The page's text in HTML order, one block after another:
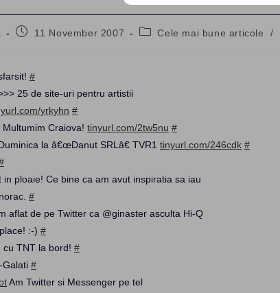
Post11 November 2007
PostCele mai bune articole /
#
25 de site-uri pentru artistii
yrkyhn #
Multumim Craiova! tinyurl.com/2tw5nu #
la â€œDanut SRLâ€ TVR1 tinyurl.com/246cdk #
in ploaie! Ce bine ca am avut inspiratia sa iau
#
aflat de pe Twitter ca @ginaster asculta Hi-Q
:-) #
cu TNT la bord! #
Galati #
Am Twitter si Messenger pe tel